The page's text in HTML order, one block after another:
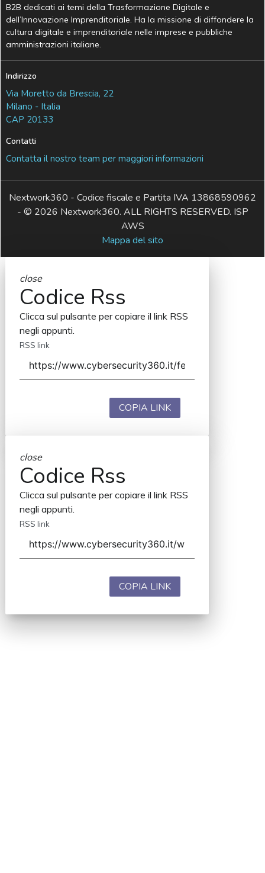
B2B dedicati ai temi della Trasformazione Digitale e
dell’Innovazione Imprenditoriale. Ha la missione di diffondere la
cultura digitale e imprenditoriale nelle imprese e pubbliche
amministrazioni italiane.
Indirizzo
Via Moretto da Brescia, 22
Milano - Italia
CAP 20133
Contatti
Contatta il nostro team per maggiori informazioni
Nextwork360 - Codice fiscale e Partita IVA 13868590962
- © 2026 Nextwork360. ALL RIGHTS RESERVED. ISP
AWS
Mappa del sito
close
Codice Rss
Clicca sul pulsante per copiare il link RSS
negli appunti.
RSS link
COPIA LINK
close
Codice Rss
Clicca sul pulsante per copiare il link RSS
negli appunti.
RSS link
COPIA LINK